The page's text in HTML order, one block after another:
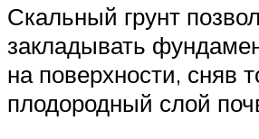
Скальный грунт
закладывать
на поверхности, сняв
плодородный слой